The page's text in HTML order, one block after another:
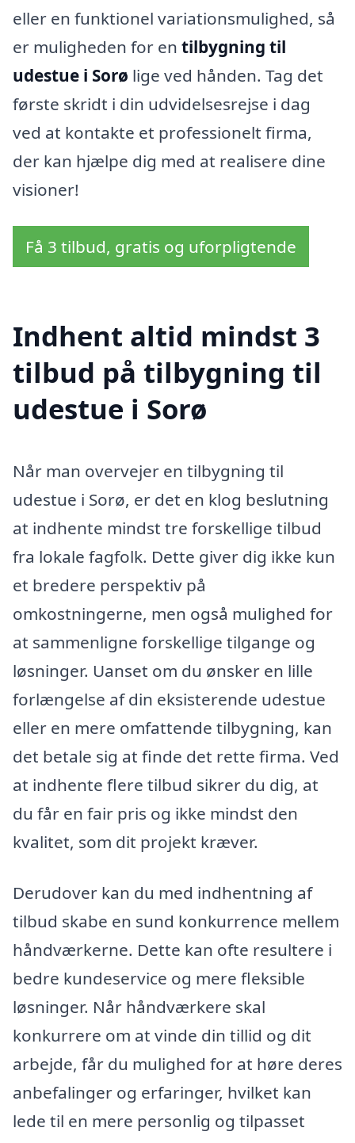
eller en funktionel variationsmulighed, så
er muligheden for en tilbygning til
udestue i Sorø lige ved hånden. Tag det
første skridt i din udvidelsesrejse i dag
ved at kontakte et professionelt firma,
der kan hjælpe dig med at realisere dine
visioner!
Få 3 tilbud, gratis og uforpligtende
Indhent altid mindst 3
tilbud på tilbygning til
udestue i Sorø
Når man overvejer en tilbygning til
udestue i Sorø, er det en klog beslutning
at indhente mindst tre forskellige tilbud
fra lokale fagfolk. Dette giver dig ikke kun
et bredere perspektiv på
omkostningerne, men også mulighed for
at sammenligne forskellige tilgange og
løsninger. Uanset om du ønsker en lille
forlængelse af din eksisterende udestue
eller en mere omfattende tilbygning, kan
det betale sig at finde det rette firma. Ved
at indhente flere tilbud sikrer du dig, at
du får en fair pris og ikke mindst den
kvalitet, som dit projekt kræver.
Derudover kan du med indhentning af
tilbud skabe en sund konkurrence mellem
håndværkerne. Dette kan ofte resultere i
bedre kundeservice og mere fleksible
løsninger. Når håndværkere skal
konkurrere om at vinde din tillid og dit
arbejde, får du mulighed for at høre deres
anbefalinger og erfaringer, hvilket kan
lede til en mere personlig og tilpasset